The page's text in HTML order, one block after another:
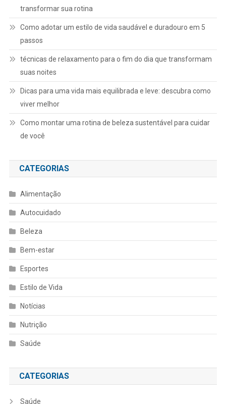
transformar sua rotina
Como adotar um estilo de vida saudável e duradouro em 5
passos
técnicas de relaxamento para o fim do dia que transformam
suas noites
Dicas para uma vida mais equilibrada e leve: descubra como
viver melhor
Como montar uma rotina de beleza sustentável para cuidar
de você
CATEGORIAS
Alimentação
Autocuidado
Beleza
Bem-estar
Esportes
Estilo de Vida
Notícias
Nutrição
Saúde
CATEGORIAS
Saúde